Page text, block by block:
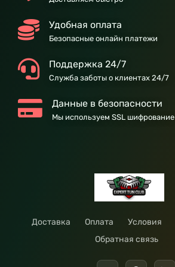
Удобная оплата
Безопасные онлайн платежи
Поддержка 24/7
Служба заботы о клиентах 24/7
Данные в безопасности
Мы используем SSL шифрование
Доставка Оплата Условия
Обратная связь